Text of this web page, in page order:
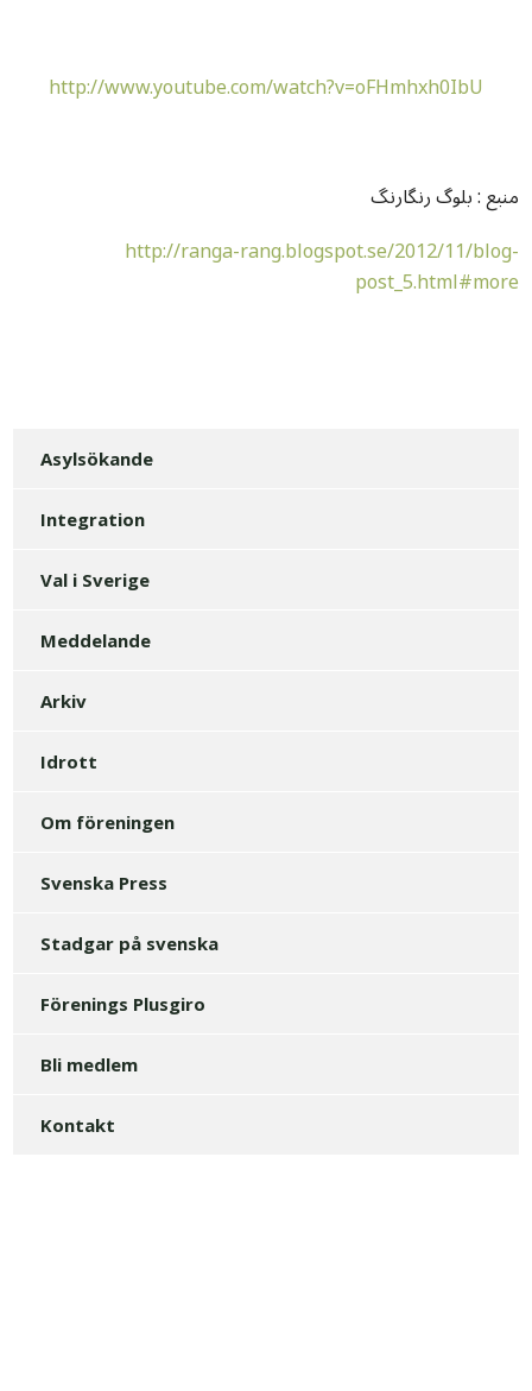
http://www.youtube.com/watch?v=oFHmhxh0IbU
منبع : بلوگ رنگارنگ
http://ranga-rang.blogspot.se/2012/11/blog-
post_5.html#more
Asylsökande
Integration
Val i Sverige
Meddelande
Arkiv
Idrott
Om föreningen
Svenska Press
Stadgar på svenska
Förenings Plusgiro
Bli medlem
Kontakt